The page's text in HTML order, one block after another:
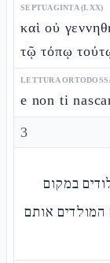
SEPTUAGINTA (LXX)
καὶ οὐ
τῷ τόπῳ
LETTURA
e non ti
3
במקום
אותם